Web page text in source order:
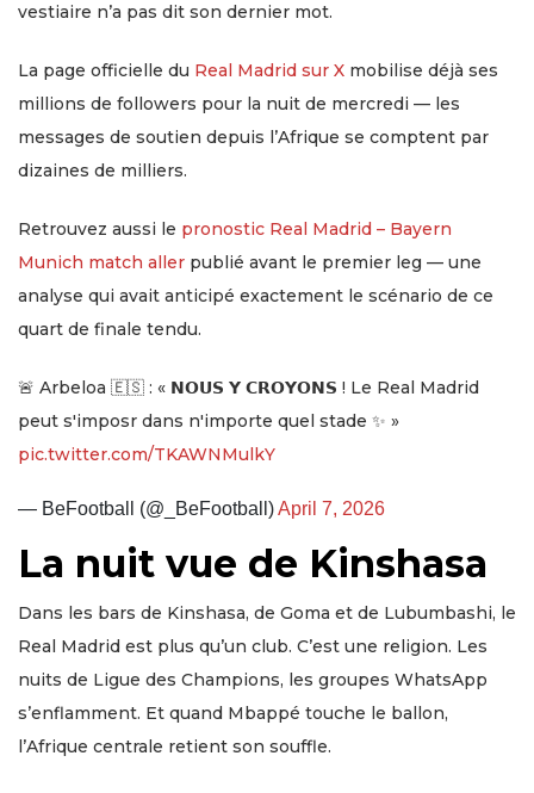
vestiaire n’a pas dit son dernier mot.
La page officielle du Real Madrid sur X mobilise déjà ses
millions de followers pour la nuit de mercredi — les
messages de soutien depuis l’Afrique se comptent par
dizaines de milliers.
Retrouvez aussi le pronostic Real Madrid – Bayern
Munich match aller publié avant le premier leg — une
analyse qui avait anticipé exactement le scénario de ce
quart de finale tendu.
🚨 Arbeloa 🇪🇸 : « 𝗡𝗢𝗨𝗦 𝗬 𝗖𝗥𝗢𝗬𝗢𝗡𝗦 ! Le Real Madrid
peut s'imposr dans n'importe quel stade ✨ »
pic.twitter.com/TKAWNMulkY
— BeFootball (@_BeFootball)April 7, 2026
La nuit vue de Kinshasa
Dans les bars de Kinshasa, de Goma et de Lubumbashi, le
Real Madrid est plus qu’un club. C’est une religion. Les
nuits de Ligue des Champions, les groupes WhatsApp
s’enflamment. Et quand Mbappé touche le ballon,
l’Afrique centrale retient son souffle.